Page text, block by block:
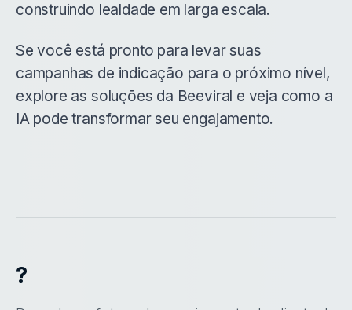
construindo lealdade em larga escala.
Se você está pronto para levar suas
campanhas de indicação para o próximo nível,
explore as soluções da Beeviral e veja como a
IA pode transformar seu engajamento.
?